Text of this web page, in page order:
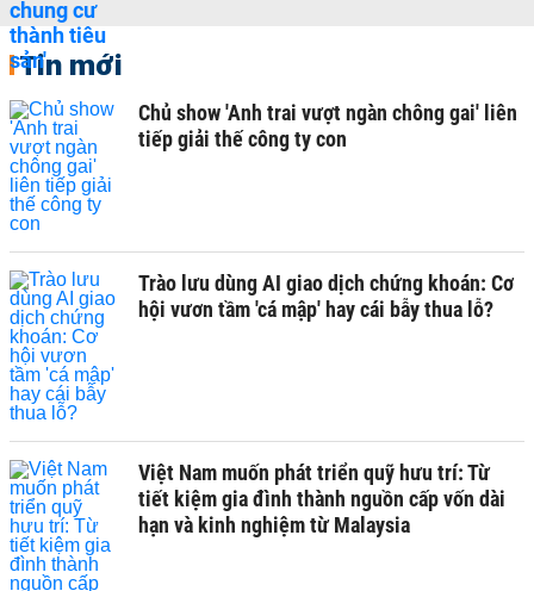
Tin mới
Chủ show 'Anh trai vượt ngàn chông gai' liên
tiếp giải thế công ty con
Trào lưu dùng AI giao dịch chứng khoán: Cơ
hội vươn tầm 'cá mập' hay cái bẫy thua lỗ?
Việt Nam muốn phát triển quỹ hưu trí: Từ
tiết kiệm gia đình thành nguồn cấp vốn dài
hạn và kinh nghiệm từ Malaysia